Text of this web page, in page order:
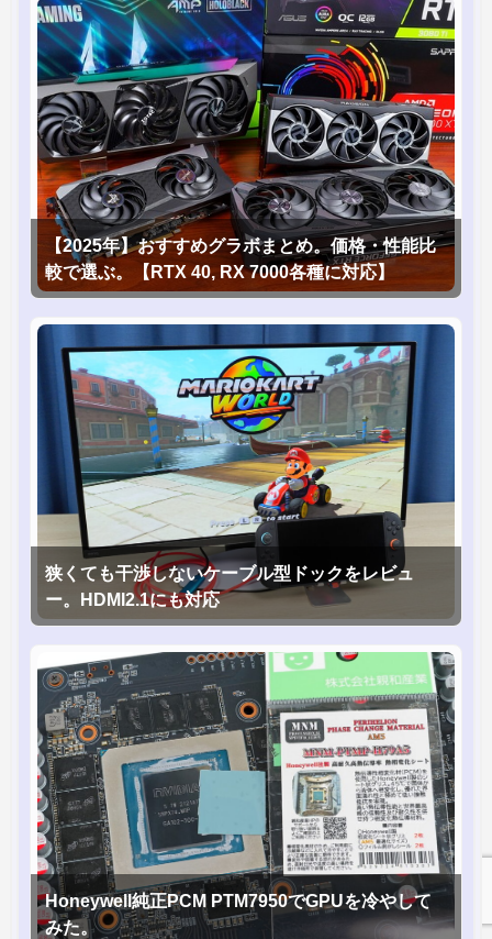
【2025年】おすすめグラボまとめ。価格・性能比
較で選ぶ。【RTX 40, RX 7000各種に対応】
狭くても干渉しないケーブル型ドックをレビュ
ー。HDMI2.1にも対応
Honeywell純正PCM PTM7950でGPUを冷やして
みた。